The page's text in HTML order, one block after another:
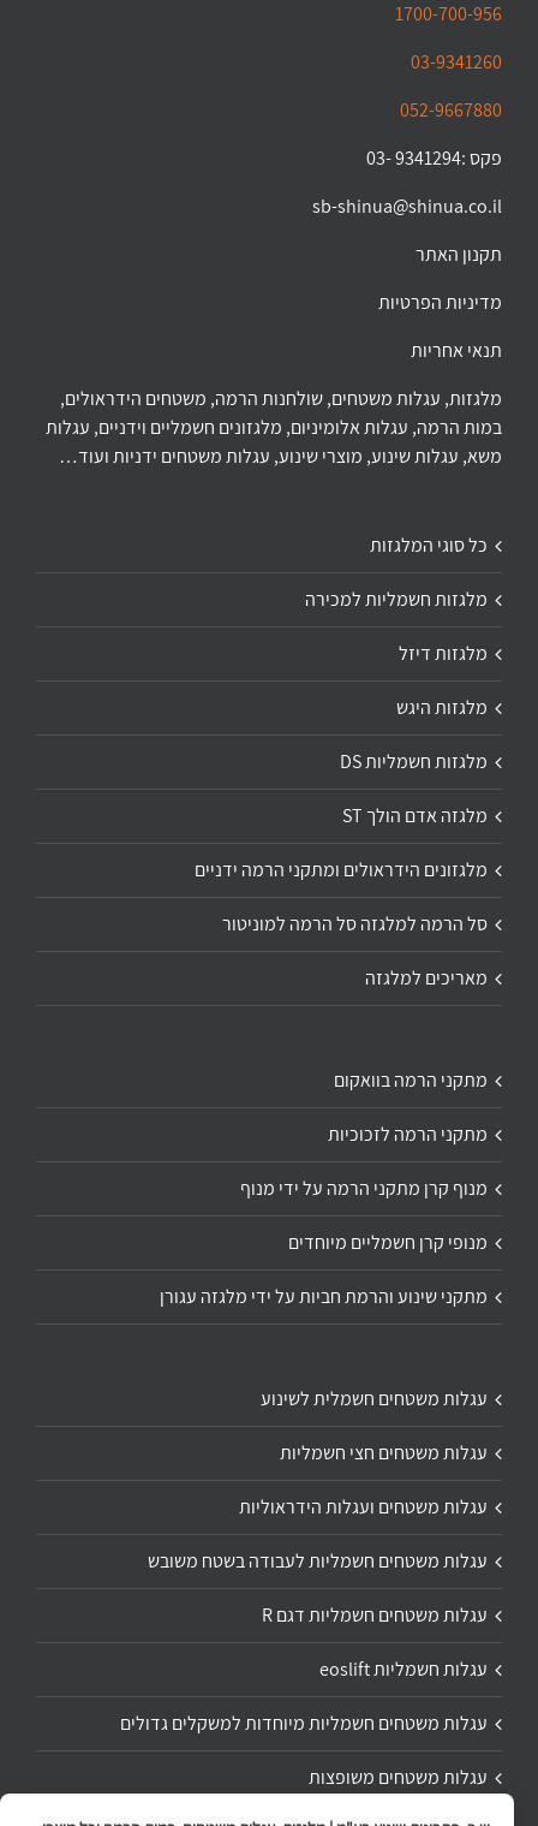
1700-700-956
03-9341260
052-9667880
פקס :9341294 -03
sb-shinua@shinua.co.il
תקנון האתר
מדיניות הפרטיות
תנאי אחריות
מלגזות, עגלות משטחים, שולחנות הרמה, משטחים הידראולים,
במות הרמה, עגלות אלומיניום, מלגזונים חשמליים וידניים, עגלות
משא, עגלות שינוע, מוצרי שינוע, עגלות משטחים ידניות ועוד…
כל סוגי המלגזות
מלגזות חשמליות למכירה
מלגזות דיזל
מלגזות היגש
מלגזות חשמליות DS
מלגזה אדם הולך ST
מלגזונים הידראולים ומתקני הרמה ידניים
סל הרמה למלגזה סל הרמה למוניטור
מאריכים למלגזה
מתקני הרמה בוואקום
מתקני הרמה לזכוכיות
מנוף קרן מתקני הרמה על ידי מנוף
מנופי קרן חשמליים מיוחדים
מתקני שינוע והרמת חביות על ידי מלגזה עגורן
עגלות משטחים חשמלית לשינוע
עגלות משטחים חצי חשמליות
עגלות משטחים ועגלות הידראוליות
עגלות משטחים חשמליות לעבודה בשטח משובש
עגלות משטחים חשמליות דגם R
עגלות חשמליות eoslift
עגלות משטחים חשמליות מיוחדות למשקלים גדולים
עגלות משטחים משופצות